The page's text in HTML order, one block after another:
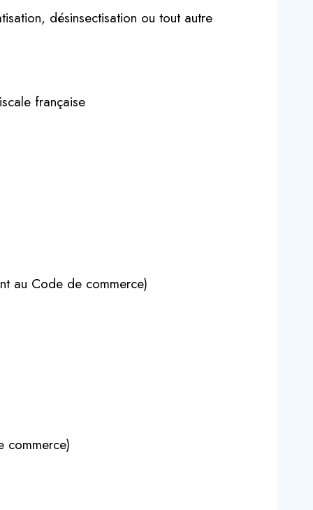
désinsectisation ou tout autre
française
au Code de commerce)
commerce)